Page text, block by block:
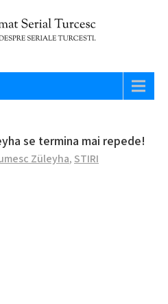
TURCESC
se termina mai repede!
Züleyha, STIRI